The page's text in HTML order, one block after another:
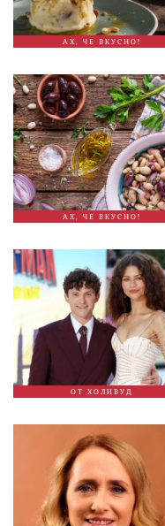
АХ, ЧЕ ВКУСНО!
АХ, ЧЕ ВКУСНО!
ОТ ХОЛИВУД